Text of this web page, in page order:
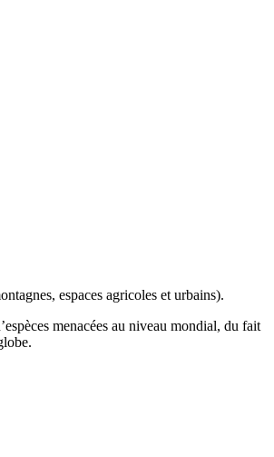
espaces agricoles et urbains).
menacées au niveau mondial, du fait